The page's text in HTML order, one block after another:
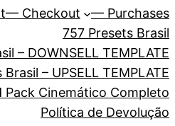
— Checkout
— Purchases
757 Presets Brasil
– DOWNSELL TEMPLATE
– UPSELL TEMPLATE
Pack Cinemático Completo
Política de Devolução